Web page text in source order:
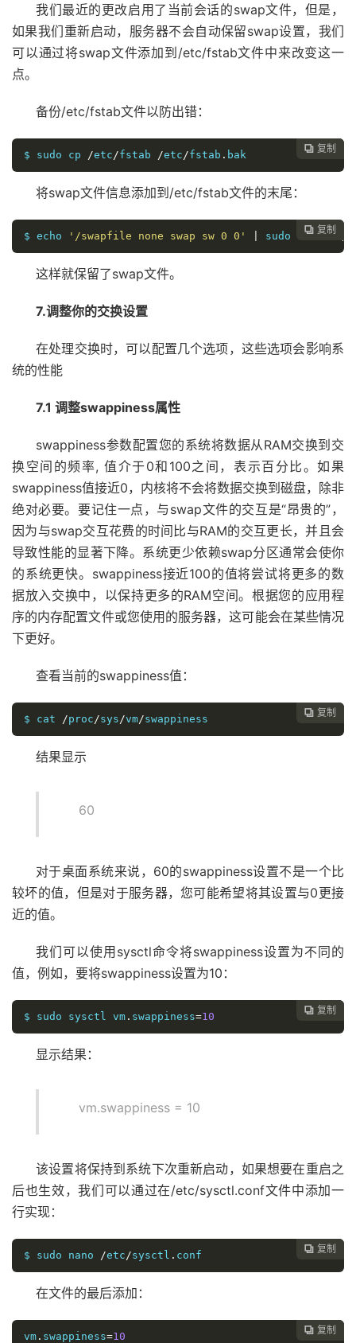
我们最近的更改启用了当前会话的swap文件，但是，
如果我们重新启动，服务器不会自动保留swap设置，我们
可以通过将swap文件添加到/etc/fstab文件中来改变这一
点。
备份/etc/fstab文件以防出错：
 复制
$ sudo cp /etc /fstab /etc /fstab . bak
将swap文件信息添加到/etc/fstab文件的末尾：
 复制
$ echo '/swapfile none swap sw 0 0' sudo tee -a
这样就保留了swap文件。
7.调整你的交换设置
在处理交换时，可以配置几个选项，这些选项会影响系
统的性能
7.1 调整swappiness属性
swappiness参数配置您的系统将数据从RAM交换到交
换空间的频率, 值介于0和100之间，表示百分比。如果
swappiness值接近0，内核将不会将数据交换到磁盘，除非
绝对必要。要记住一点，与swap文件的交互是“昂贵的”，
因为与swap交互花费的时间比与RAM的交互更长，并且会
导致性能的显著下降。系统更少依赖swap分区通常会使你
的系统更快。swappiness接近100的值将尝试将更多的数
据放入交换中，以保持更多的RAM空间。根据您的应用程
序的内存配置文件或您使用的服务器，这可能会在某些情况
下更好。
查看当前的swappiness值：
 复制
$ cat /proc /sys /vm/swappiness
结果显示
60
对于桌面系统来说，60的swappiness设置不是一个比
较坏的值，但是对于服务器，您可能希望将其设置与0更接
近的值。
我们可以使用sysctl命令将swappiness设置为不同的
值，例如，要将swappiness设置为10：
 复制
$ sudo sysctl vm . swappiness=10
显示结果：
vm.swappiness = 10
该设置将保持到系统下次重新启动，如果想要在重启之
后也生效，我们可以通过在/etc/sysctl.conf文件中添加一
行实现：
 复制
$ sudo nano /etc /sysctl . conf
在文件的最后添加：
 复制
vm . swappiness=10